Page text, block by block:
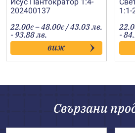
202400137
22.00€ –48.00€Price
range:
22.00€
through
48.00€
/ 43.03 лв.
- 93.88 лв.
виж
1:1-
-
Свързани